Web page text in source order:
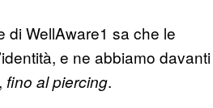
di WellAware1 sa che le
e ne abbiamo davanti
fino al piercing.